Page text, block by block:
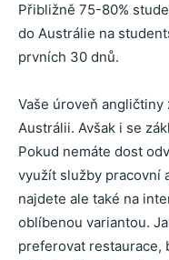
Přibližně 75-80%
do Austrálie na
prvních 30 dnů.
Vaše úroveň
Austrálii. Avšak i se
Pokud nemáte dost
využít služby pracovní
najdete ale také na
oblíbenou variantou.
preferovat restaurace,